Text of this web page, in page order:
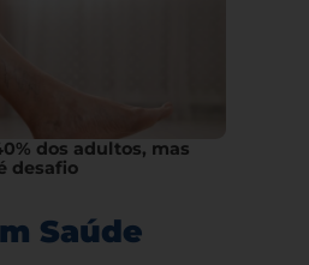
dos adultos, mas
desafio
Saúde